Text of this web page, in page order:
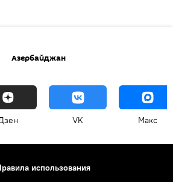
Азербайджан
VK Макс
использования